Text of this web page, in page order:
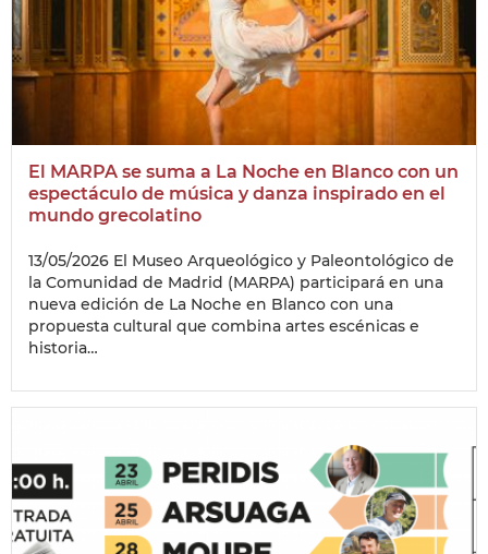
El MARPA se suma a La Noche en Blanco con un
espectáculo de música y danza inspirado en el
mundo grecolatino
13/05/2026 El Museo Arqueológico y Paleontológico de
la Comunidad de Madrid (MARPA) participará en una
nueva edición de La Noche en Blanco con una
propuesta cultural que combina artes escénicas e
historia…